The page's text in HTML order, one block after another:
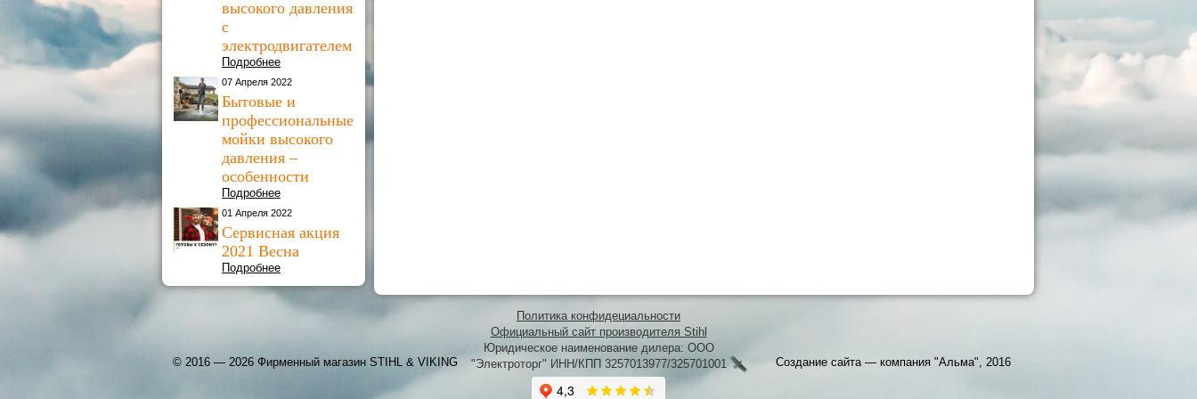
высокого давления
с
электродвигателем
Подробнее
07 Апреля 2022
Бытовые и
профессиональные
мойки высокого
давления –
особенности
Подробнее
01 Апреля 2022
Сервисная акция
2021 Весна
Подробнее
© 2016 — 2026 Фирменный магазин STIHL & VIKING
Политика конфидециальности
Официальный сайт производителя Stihl
Юридическое наименование дилера: ООО
"Электроторг" ИНН/КПП 3257013977/325701001
Создание сайта — компания "Альма", 2016